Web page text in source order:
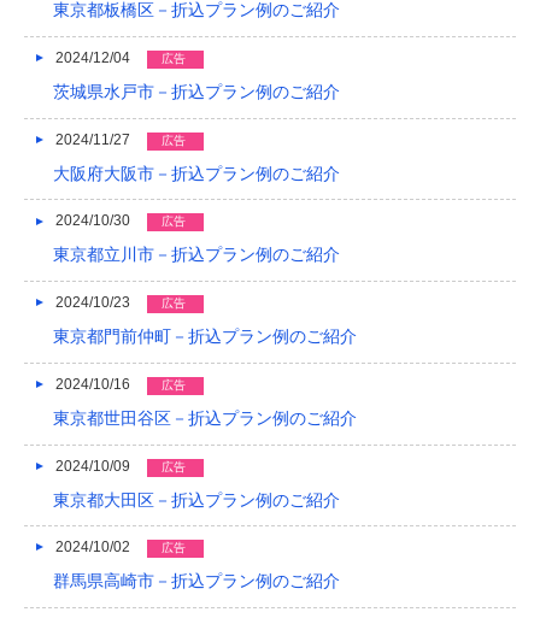
東京都板橋区－折込プラン例のご紹介
2024/12/04 広告
茨城県水戸市－折込プラン例のご紹介
2024/11/27 広告
大阪府大阪市－折込プラン例のご紹介
2024/10/30 広告
東京都立川市－折込プラン例のご紹介
2024/10/23 広告
東京都門前仲町－折込プラン例のご紹介
2024/10/16 広告
東京都世田谷区－折込プラン例のご紹介
2024/10/09 広告
東京都大田区－折込プラン例のご紹介
2024/10/02 広告
群馬県高崎市－折込プラン例のご紹介